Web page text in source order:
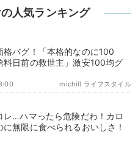
人気ランキング
格バグ！「本格的なのに100
料日前の救世主」激安100均グ
michill ライフスタイル
レ…ハマったら危険だわ！カロ
に無限に食べられるおいしさ！